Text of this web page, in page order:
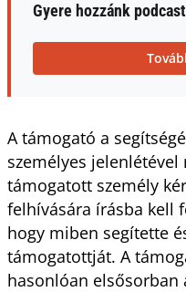
Gyere hozzánk
A támogató a
személyes
támogatott személy
felhívására írásba kell
hogy miben segítette
támogatottját. A
hasonlóan